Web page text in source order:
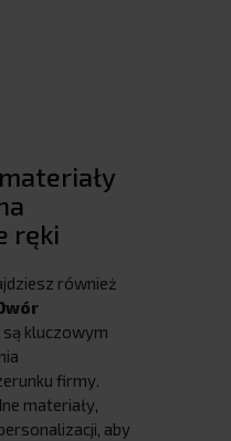
ręki
również
są kluczowym
firmy.
materiały,
aby